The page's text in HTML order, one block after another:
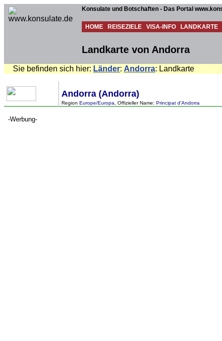
Konsulate und Botschaften - Das Portal
HOME REISEZIELE VISA-INFO LANDKARTE
Landkarte von Andorra
Sie befinden sich hier: Länder: Andorra: Landkarte
Andorra (Andorra)
Region Europe/Europa , Offizieller Name: Principat d'Andorra
-Werbung-